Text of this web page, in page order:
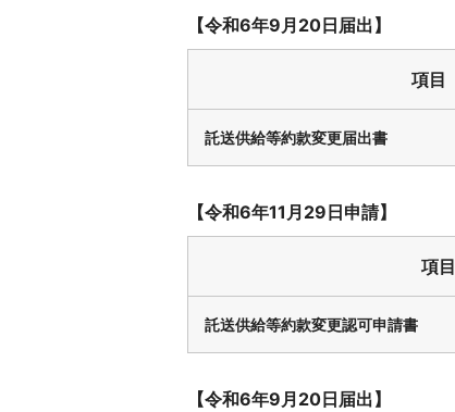
【令和6年9月20日届出】
項目
託送供給等約款変更届出書
【令和6年11月29日申請】
項目
託送供給等約款変更認可申請書
【令和6年9月20日届出】